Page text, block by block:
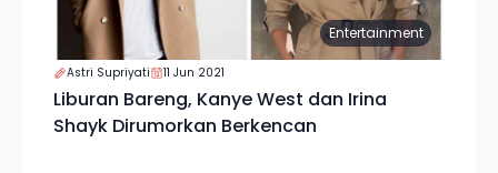
Entertainment
Astri Supriyati 11 Jun 2021
Liburan Bareng, Kanye West dan Irina
Shayk Dirumorkan Berkencan